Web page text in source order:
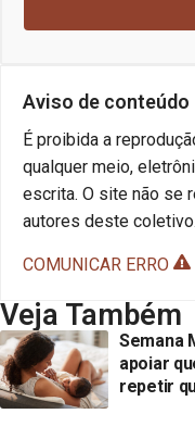
Aviso de conteúdo
É proibida a
qualquer meio,
escrita. O site não se
autores deste coletivo.
COMUNICAR ERRO
Veja Também
Semana
apoiar
repetir